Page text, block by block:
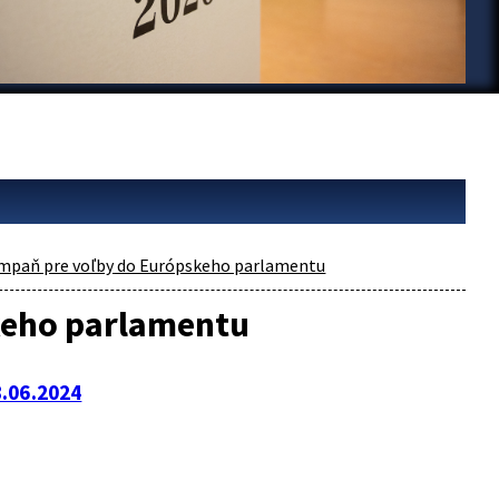
pre voľby do Európskeho parlamentu
parlamentu